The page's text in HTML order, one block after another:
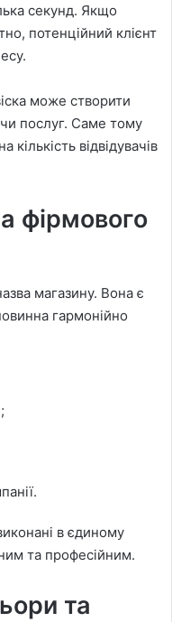
секунд. Якщо
потенційний клієнт
може створити
чи послуг. Саме тому
відвідувачів
фірмового
магазину. Вона є
гармонійно
в єдиному
та професійним.
та